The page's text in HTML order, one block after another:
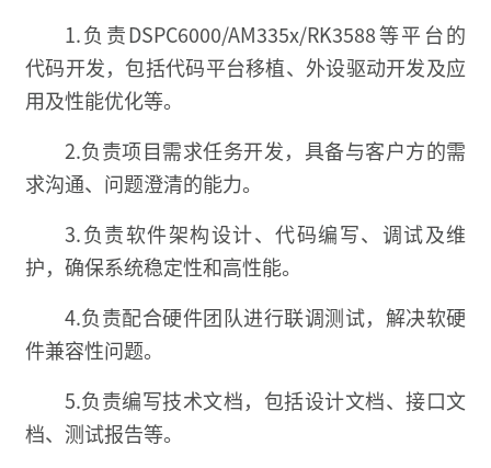
1.负责DSPC6000/AM335x/RK3588等平台的
代码开发，包括代码平台移植、外设驱动开发及应
用及性能优化等。
2.负责项目需求任务开发，具备与客户方的需
求沟通、问题澄清的能力。
3.负责软件架构设计、代码编写、调试及维
护，确保系统稳定性和高性能。
4.负责配合硬件团队进行联调测试，解决软硬
件兼容性问题。
5.负责编写技术文档，包括设计文档、接口文
档、测试报告等。